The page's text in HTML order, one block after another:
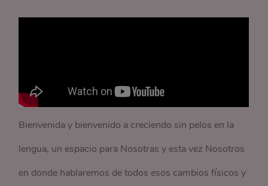
Bienvenida y bienvenido a creciendo sin pelos en la
lengua, un espacio para Nosotras y esta vez Nosotros
en donde hablaremos de todos esos cambios físicos y